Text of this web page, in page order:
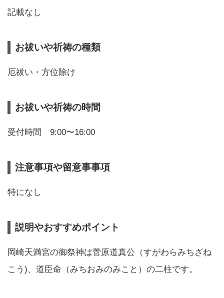
記載なし
お祓いや祈祷の種類
厄祓い・方位除け
お祓いや祈祷の時間
受付時間 9:00〜16:00
注意事項や留意事事項
特になし
説明やおすすめポイント
岡崎天満宮の御祭神は菅原道真公（すがわらみちざね
こう)、道臣命（みちおみのみこと）の二柱です。